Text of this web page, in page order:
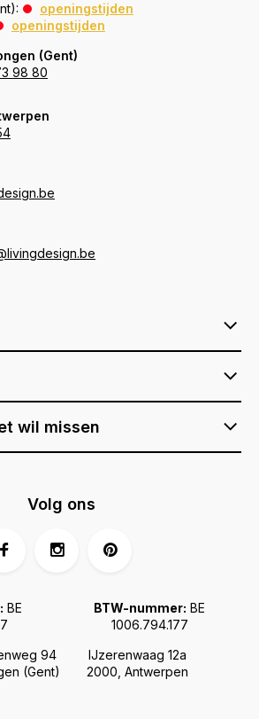
openingstijden
openingstijden
(Gent)
98 80
wil missen
94
(Gent)
IJzerenwaag 12a
2000, Antwerpen
BE
BTW-nummer: BE
1006.794.177
Volg ons